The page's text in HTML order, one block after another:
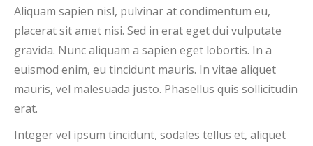
Aliquam sapien nisl, pulvinar at condimentum eu,
placerat sit amet nisi. Sed in erat eget dui vulputate
gravida. Nunc aliquam a sapien eget lobortis. In a
euismod enim, eu tincidunt mauris. In vitae aliquet
mauris, vel malesuada justo. Phasellus quis sollicitudin
erat.
Integer vel ipsum tincidunt, sodales tellus et, aliquet